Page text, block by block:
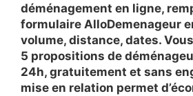
déménagement en ligne,
formulaire AlloDemenageur
volume, distance, dates.
5 propositions de
24h, gratuitement et sans
mise en relation permet